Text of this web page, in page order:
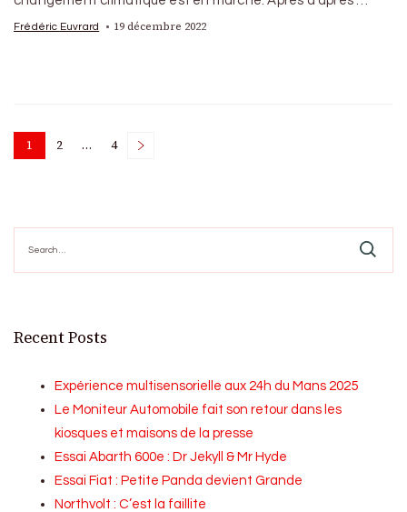
Frédéric Euvrard 19 décembre 2022
Posts
Page
1 Page
2 … Page
4
for:
Recent Posts
Expérience multisensorielle aux 24h du Mans 2025
Le Moniteur Automobile fait son retour dans les
kiosques et maisons de la presse
Essai Abarth 600e : Dr Jekyll & Mr Hyde
Essai Fiat : Petite Panda devient Grande
Northvolt : C’est la faillite